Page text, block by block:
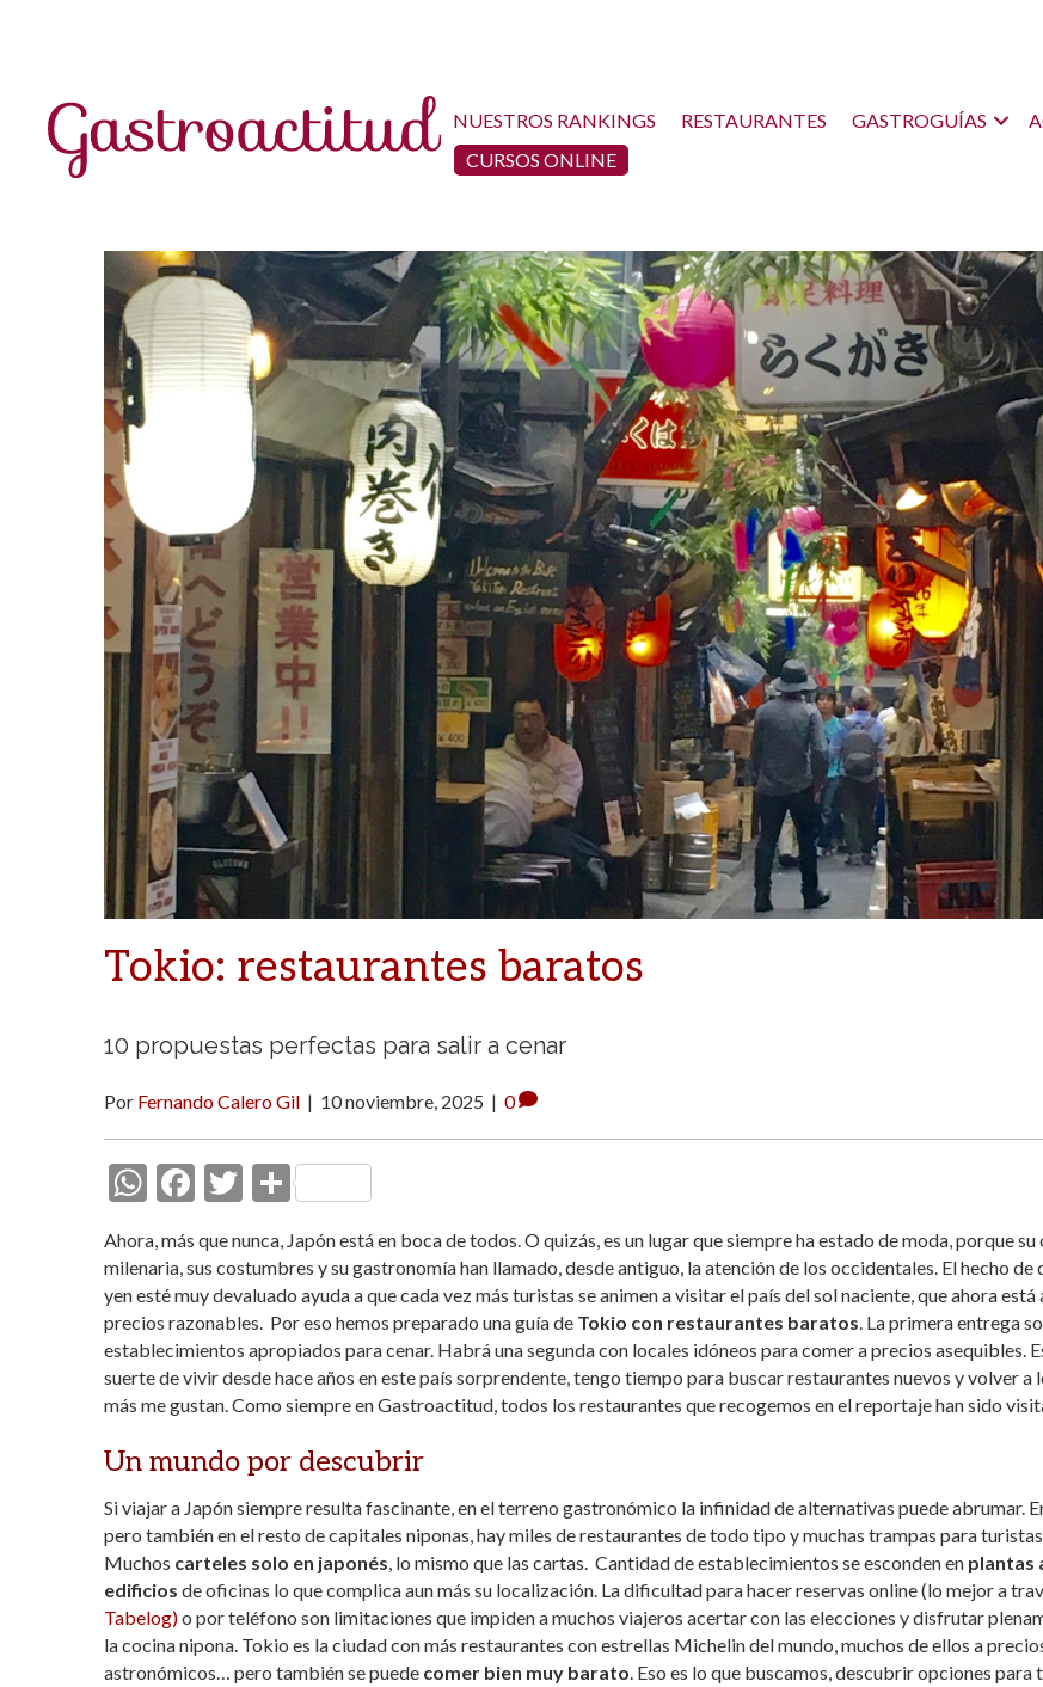
NUESTROS RANKINGS RESTAURANTES GASTROGUÍAS
CURSOS ONLINE
Tokio: restaurantes baratos
10 propuestas perfectas para salir a cenar
Por Fernando Calero Gil | 10 noviembre, 2025 | 0
W
at
s
A
p
p
F
e
b
o
o
k
T
itt
er
C
m
p
ar
ti
r
Ahora, más que nunca, Japón está en boca de todos. O quizás, es un lugar que siempre ha estado de moda, porque
milenaria, sus costumbres y su gastronomía han llamado, desde antiguo, la atención de los occidentales. El hecho de
yen esté muy devaluado ayuda a que cada vez más turistas se animen a visitar el país del sol naciente, que ahora está
precios razonables. Por eso hemos preparado una guía de Tokio con restaurantes baratos . La primera entrega
establecimientos apropiados para cenar. Habrá una segunda con locales idóneos para comer a precios asequibles.
suerte de vivir desde hace años en este país sorprendente, tengo tiempo para buscar restaurantes nuevos y volver a
más me gustan. Como siempre en Gastroactitud, todos los restaurantes que recogemos en el reportaje han sido
Un mundo por descubrir
Si viajar a Japón siempre resulta fascinante, en el terreno gastronómico la infinidad de alternativas puede abrumar.
pero también en el resto de capitales niponas, hay miles de restaurantes de todo tipo y muchas trampas para turistas.
Muchos carteles solo en japonés , lo mismo que las cartas. Cantidad de establecimientos se esconden en plantas
edificios de oficinas lo que complica aun más su localización. La dificultad para hacer reservas online (lo mejor a
Tabelog)o por teléfono son limitaciones que impiden a muchos viajeros acertar con las elecciones y disfrutar
la cocina nipona. Tokio es la ciudad con más restaurantes con estrellas Michelin del mundo, muchos de ellos a
astronómicos… pero también se puede comer bien muy barato . Eso es lo que buscamos, descubrir opciones para